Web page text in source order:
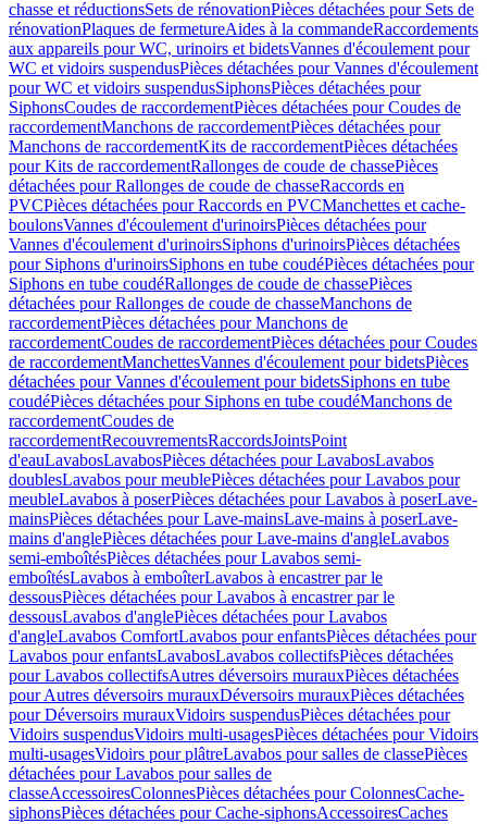
chasse et réductionsSets de rénovationPièces détachées pour Sets de
rénovationPlaques de fermetureAides à la commandeRaccordements
aux appareils pour WC, urinoirs et bidetsVannes d'écoulement pour
WC et vidoirs suspendusPièces détachées pour Vannes d'écoulement
pour WC et vidoirs suspendusSiphonsPièces détachées pour
SiphonsCoudes de raccordementPièces détachées pour Coudes de
raccordementManchons de raccordementPièces détachées pour
Manchons de raccordementKits de raccordementPièces détachées
pour Kits de raccordementRallonges de coude de chassePièces
détachées pour Rallonges de coude de chasseRaccords en
PVCPièces détachées pour Raccords en PVCManchettes et cache-
boulonsVannes d'écoulement d'urinoirsPièces détachées pour
Vannes d'écoulement d'urinoirsSiphons d'urinoirsPièces détachées
pour Siphons d'urinoirsSiphons en tube coudéPièces détachées pour
Siphons en tube coudéRallonges de coude de chassePièces
détachées pour Rallonges de coude de chasseManchons de
raccordementPièces détachées pour Manchons de
raccordementCoudes de raccordementPièces détachées pour Coudes
de raccordementManchettesVannes d'écoulement pour bidetsPièces
détachées pour Vannes d'écoulement pour bidetsSiphons en tube
coudéPièces détachées pour Siphons en tube coudéManchons de
raccordementCoudes de
raccordementRecouvrementsRaccordsJointsPoint
d'eauLavabosLavabosPièces détachées pour LavabosLavabos
doublesLavabos pour meublePièces détachées pour Lavabos pour
meubleLavabos à poserPièces détachées pour Lavabos à poserLave-
mainsPièces détachées pour Lave-mainsLave-mains à poserLave-
mains d'anglePièces détachées pour Lave-mains d'angleLavabos
semi-emboîtésPièces détachées pour Lavabos semi-
emboîtésLavabos à emboîterLavabos à encastrer par le
dessousPièces détachées pour Lavabos à encastrer par le
dessousLavabos d'anglePièces détachées pour Lavabos
d'angleLavabos ComfortLavabos pour enfantsPièces détachées pour
Lavabos pour enfantsLavabosLavabos collectifsPièces détachées
pour Lavabos collectifsAutres déversoirs murauxPièces détachées
pour Autres déversoirs murauxDéversoirs murauxPièces détachées
pour Déversoirs murauxVidoirs suspendusPièces détachées pour
Vidoirs suspendusVidoirs multi-usagesPièces détachées pour Vidoirs
multi-usagesVidoirs pour plâtreLavabos pour salles de classePièces
détachées pour Lavabos pour salles de
classeAccessoiresColonnesPièces détachées pour ColonnesCache-
siphonsPièces détachées pour Cache-siphonsAccessoiresCaches